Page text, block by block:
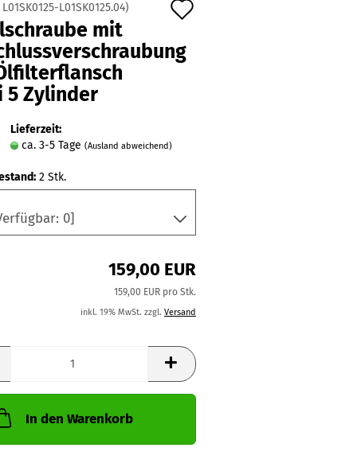
L01SK0125-L01SK0125.04)
mit
5 Zylinder
Lieferzeit:
ca. 3-5 Tage (Ausland abweichend)
2 Stk.
159,00 EUR
159,00 EUR pro Stk.
inkl. 19% MwSt. zzgl. Versand
In den Warenkorb